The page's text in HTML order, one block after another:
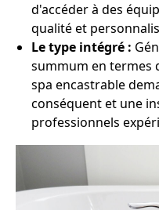
d'accéder à des
qualité et
Le type intégré :
summum en termes
spa encastrable
conséquent et une
professionnels